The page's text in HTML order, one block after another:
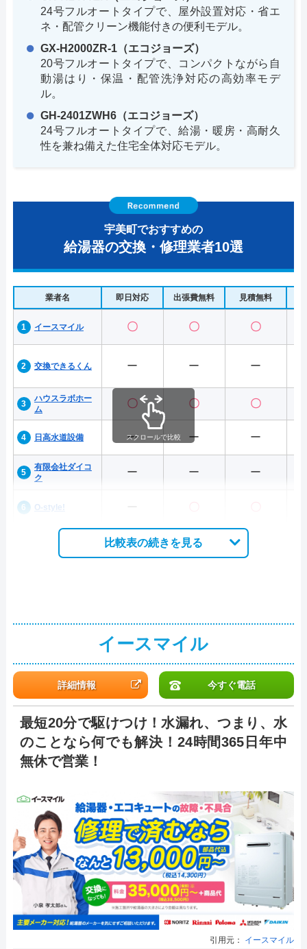
24号フルオートタイプで、屋外設置対応・省エ
ネ・配管クリーン機能付きの便利モデル。
GX-H2000ZR-1（エコジョーズ）
20号フルオートタイプで、コンパクトながら自
動湯はり・保温・配管洗浄対応の高効率モデ
ル。
GH-2401ZWH6（エコジョーズ）
24号フルオートタイプで、給湯・暖房・高耐久
性を兼ね備えた住宅全体対応モデル。
宇美町でおすすめの
給湯器の交換・修理業者10選
業者名 即日対応 出張費無料 見積無料
イースマイル 〇 〇 〇
交換できるくん ー ー ー
ハウスラボホー
ム
〇 〇 〇
日高水道設備 ー ー ー
有限会社ダイコ
ク
ー ー ー
O-style!
スクロールで比較
比較表の続きを見る
イースマイル
詳細情報 今すぐ電話
最短20分で駆けつけ！水漏れ、つまり、水
のことなら何でも解決！24時間365日年中
無休で営業！
引用元： イースマイル